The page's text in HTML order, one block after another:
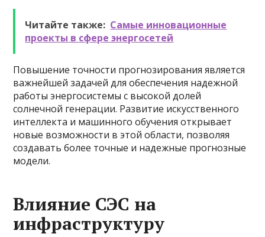
Читайте также: Самые инновационные
проекты в сфере энергосетей
Повышение точности прогнозирования является
важнейшей задачей для обеспечения надежной
работы энергосистемы с высокой долей
солнечной генерации. Развитие искусственного
интеллекта и машинного обучения открывает
новые возможности в этой области, позволяя
создавать более точные и надежные прогнозные
модели.
Влияние СЭС на
инфраструктуру